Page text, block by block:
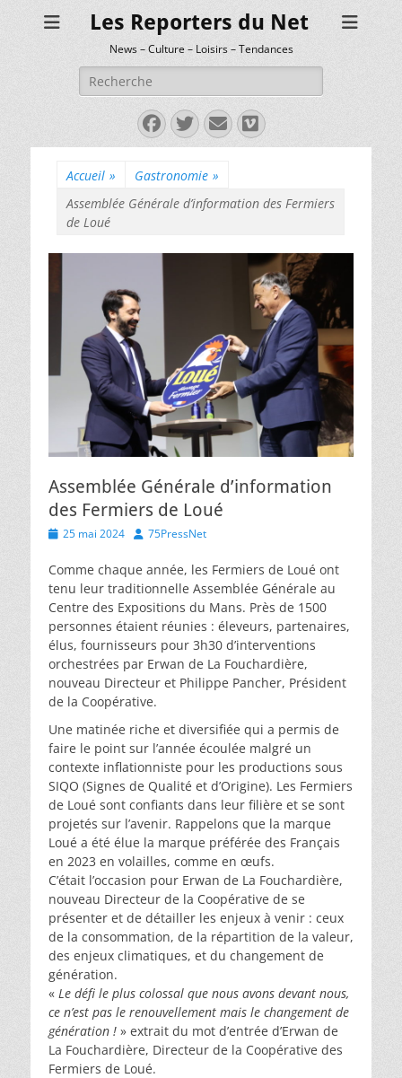
Les Reporters du Net
News – Culture – Loisirs – Tendances
Rechercher :
Facebook
Twitter
E-
mail
Vimeo
Accueil » Gastronomie »
Assemblée Générale d’information des Fermiers
de Loué
Assemblée Générale d’information
des Fermiers de Loué
Posted
25 mai 2024 Author
75PressNet
Comme chaque année, les Fermiers de Loué ont
tenu leur traditionnelle Assemblée Générale au
Centre des Expositions du Mans. Près de 1500
personnes étaient réunies : éleveurs, partenaires,
élus, fournisseurs pour 3h30 d’interventions
orchestrées par Erwan de La Fouchardière,
nouveau Directeur et Philippe Pancher, Président
de la Coopérative.
Une matinée riche et diversifiée qui a permis de
faire le point sur l’année écoulée malgré un
contexte inflationniste pour les productions sous
SIQO (Signes de Qualité et d’Origine). Les Fermiers
de Loué sont confiants dans leur filière et se sont
projetés sur l’avenir. Rappelons que la marque
Loué a été élue la marque préférée des Français
en 2023 en volailles, comme en œufs.
C’était l’occasion pour Erwan de La Fouchardière,
nouveau Directeur de la Coopérative de se
présenter et de détailler les enjeux à venir : ceux
de la consommation, de la répartition de la valeur,
des enjeux climatiques, et du changement de
génération.
« Le défi le plus colossal que nous avons devant nous,
ce n’est pas le renouvellement mais le changement de
génération ! » extrait du mot d’entrée d’Erwan de
La Fouchardière, Directeur de la Coopérative des
Fermiers de Loué.